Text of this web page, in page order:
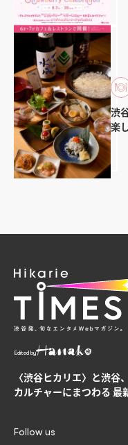
渋
楽
Edited by
〈渋谷ヒカリエ〉と渋谷、
カルチャーにまつわる 最
Follow us